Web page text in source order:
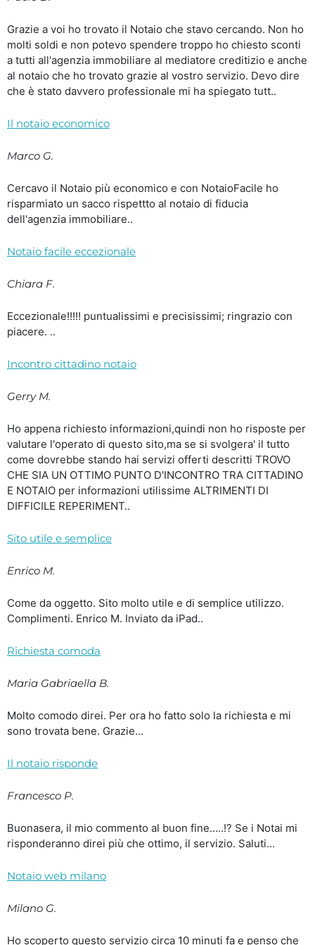
Grazie a voi ho trovato il Notaio che stavo cercando. Non ho
molti soldi e non potevo spendere troppo ho chiesto sconti
a tutti all'agenzia immobiliare al mediatore creditizio e anche
al notaio che ho trovato grazie al vostro servizio. Devo dire
che è stato davvero professionale mi ha spiegato tutt..
Il notaio economico
Marco G.
Cercavo il Notaio più economico e con NotaioFacile ho
risparmiato un sacco rispettto al notaio di fiducia
dell'agenzia immobiliare..
Notaio facile eccezionale
Chiara F.
Eccezionale!!!!! puntualissimi e precisissimi; ringrazio con
piacere. ..
Incontro cittadino notaio
Gerry M.
Ho appena richiesto informazioni,quindi non ho risposte per
valutare l'operato di questo sito,ma se si svolgera' il tutto
come dovrebbe stando hai servizi offerti descritti TROVO
CHE SIA UN OTTIMO PUNTO D'INCONTRO TRA CITTADINO
E NOTAIO per informazioni utilissime ALTRIMENTI DI
DIFFICILE REPERIMENT..
Sito utile e semplice
Enrico M.
Come da oggetto. Sito molto utile e di semplice utilizzo.
Complimenti. Enrico M. Inviato da iPad..
Richiesta comoda
Maria Gabriaella B.
Molto comodo direi. Per ora ho fatto solo la richiesta e mi
sono trovata bene. Grazie...
Il notaio risponde
Francesco P.
Buonasera, il mio commento al buon fine…..!? Se i Notai mi
risponderanno direi più che ottimo, il servizio. Saluti...
Notaio web milano
Milano G.
Ho scoperto questo servizio circa 10 minuti fa e penso che